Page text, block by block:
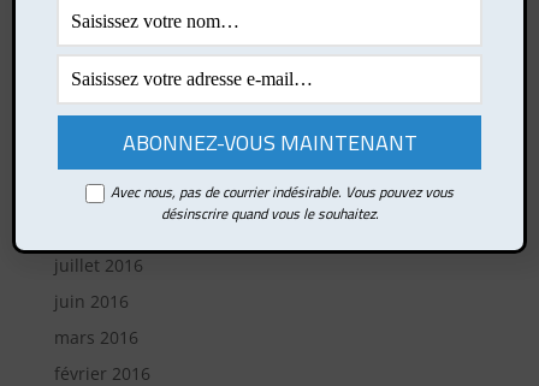
mai 2017
avril 2017
mars 2017
février 2017
octobre 2016
septembre 2016
juillet 2016
juin 2016
mars 2016
février 2016
Avec nous, pas de courrier indésirable. Vous pouvez vous
désinscrire quand vous le souhaitez.